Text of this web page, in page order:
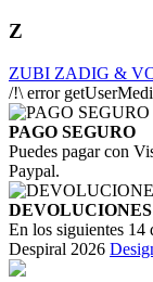
Z
ZUBI ZADIG &
/!\ error
PAGO SEGURO
Puedes pagar con
Paypal.
En los siguientes 14
Despiral 2026